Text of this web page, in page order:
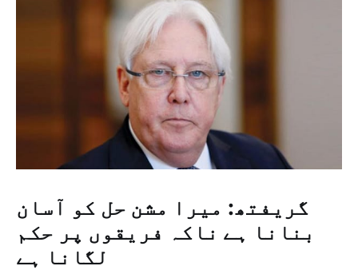
گریفتھ: میرا مشن حل کو آسان
بنانا ہے ناکہ فریقوں پر حکم
لگانا ہے